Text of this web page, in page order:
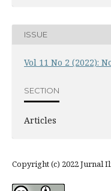
ISSUE
Vol 11 No 2 (2022):
SECTION
Articles
Copyright (c) 2022 Jurnal